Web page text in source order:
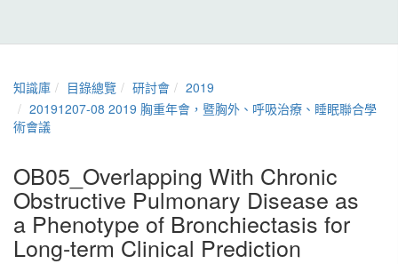
知識庫 目錄總覽 研討會
2019
20191207-08 2019 胸重年會，暨胸外、呼吸治療、睡眠聯合學
術會議
OB05_Overlapping With Chronic
Obstructive Pulmonary Disease as
a Phenotype of Bronchiectasis for
Long-term Clinical Prediction